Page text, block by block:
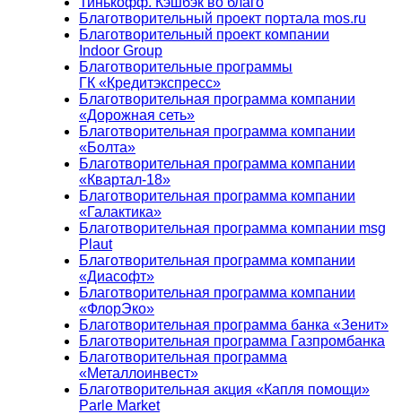
Благотворительный проект портала mos.ru
Благотворительный проект компании
Indoor Group
Благотворительные программы
ГК «Кредитэкспресс»
Благотворительная программа компании
«Дорожная сеть»
Благотворительная программа компании
«Болта»
Благотворительная программа компании
«Квартал-18»
Благотворительная программа компании
«Галактика»
Благотворительная программа компании msg
Plaut
Благотворительная программа компании
«Диасофт»
Благотворительная программа компании
«ФлорЭко»
Благотворительная программа банка «Зенит»
Благотворительная программа Газпромбанка
Благотворительная программа
«Металлоинвест»
Благотворительная акция «Капля помощи»
Parle Market